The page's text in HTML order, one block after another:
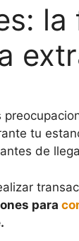
la
tu
de
para